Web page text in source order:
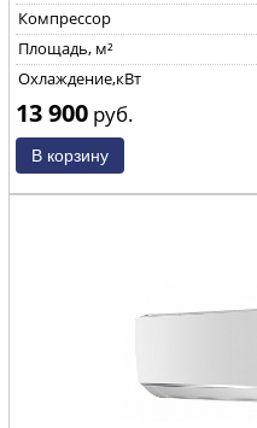
Компрессор
Площадь, м²
Охлаждение,кВт
13 900 руб.